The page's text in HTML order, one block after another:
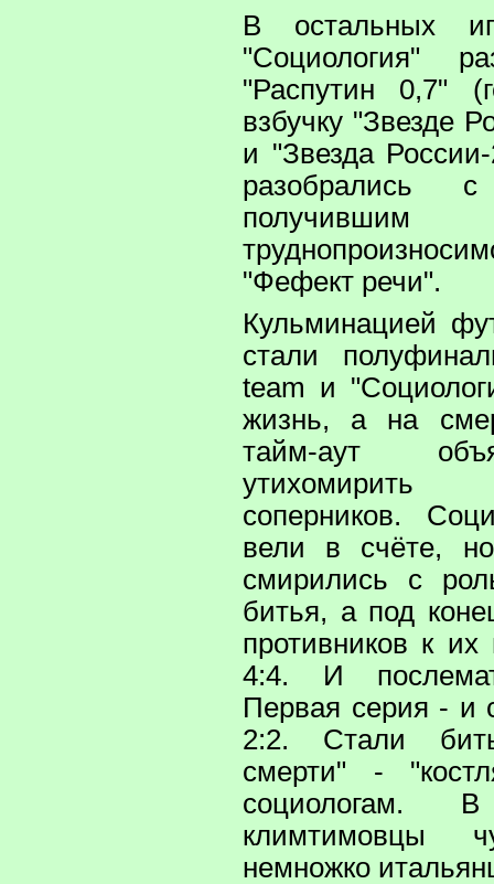
В остальных
"Социология"
"Распутин 0,7"
взбучку "Звезде
и "Звезда
разобрались с
"Фефект речи".
Кульминацией
стали
team и
жизнь, а на
тайм-аут
утихомирить
соперников.
вели в счёте,
смирились с
битья, а под
противников к
4:4. И
Первая серия - и
2:2. Стали
смерти" -
социологам.
климтимовцы
немножко